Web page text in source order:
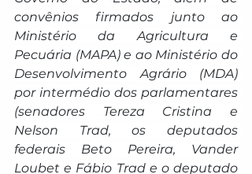
convênios firmados junto ao
Ministério da Agricultura e
Pecuária (MAPA) e ao Ministério do
Desenvolvimento Agrário (MDA)
por intermédio dos parlamentares
(senadores Tereza Cristina e
Nelson Trad, os deputados
federais Beto Pereira, Vander
Loubet e Fábio Trad e o deputado